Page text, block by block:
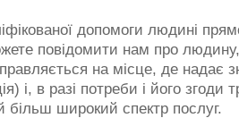
допомоги людині
повідомити нам про
на місце, де надає
і, в разі потреби і його згоди
широкий спектр послуг.